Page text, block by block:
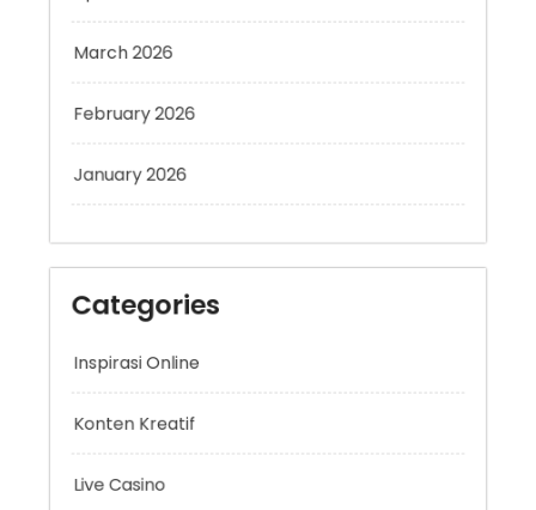
April 2026
February 2026
Categories